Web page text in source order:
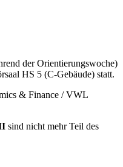
der Orientierungswoche)
HS 5 (C-Gebäude) statt.
& Finance / VWL
sind nicht mehr Teil des